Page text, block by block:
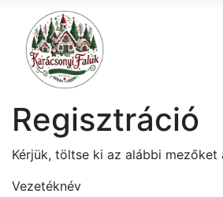
Regisztráció
Kérjük, töltse ki az alábbi
Vezetéknév